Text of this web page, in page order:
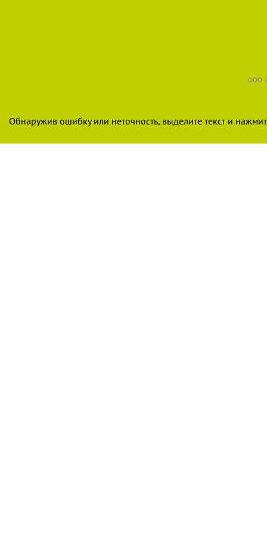
ООО
Обнаружив ошибку или неточность, выделите текст и